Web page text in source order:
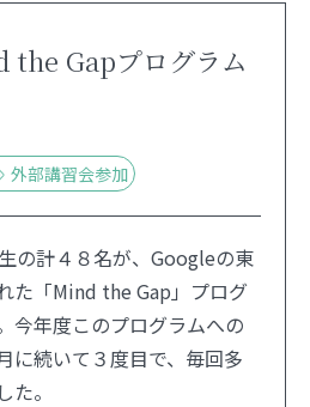
the Gapプログラム
外部講習会参加
の計４８名が、Googleの東
た「Mind the Gap」プログ
今年度このプログラムへの
に続いて３度目で、毎回多
。